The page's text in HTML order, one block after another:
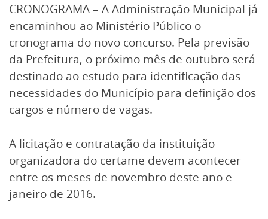
CRONOGRAMA – A Administração Municipal já
encaminhou ao Ministério Público o
cronograma do novo concurso. Pela previsão
da Prefeitura, o próximo mês de outubro será
destinado ao estudo para identificação das
necessidades do Município para definição dos
cargos e número de vagas.
A licitação e contratação da instituição
organizadora do certame devem acontecer
entre os meses de novembro deste ano e
janeiro de 2016.